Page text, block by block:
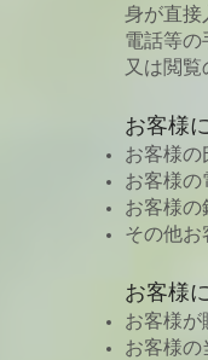
身が直接
電話等の
又は閲覧
お客様
お客様の
お客様の
お客様の
その他お
お客様
お客様が
お客様の